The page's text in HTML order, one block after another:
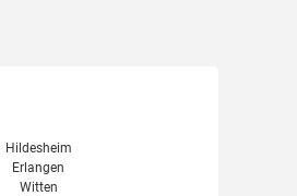
Hildesheim
Erlangen
Witten